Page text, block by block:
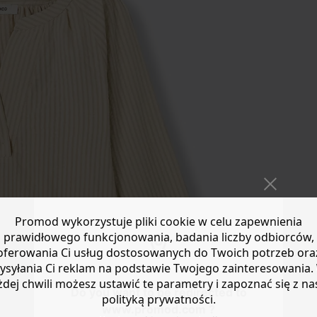
Do you want to be redirected to
www.promod.com ?
Promod wykorzystuje pliki cookie w celu zapewnienia
prawidłowego funkcjonowania, badania liczby odbiorców,
Ci usług dostosowanych do Twoich potrzeb
Ci reklam na podstawie Twojego zainteresowania.
chwili możesz ustawić te parametry i zapoznać się z
polityką prywatności.